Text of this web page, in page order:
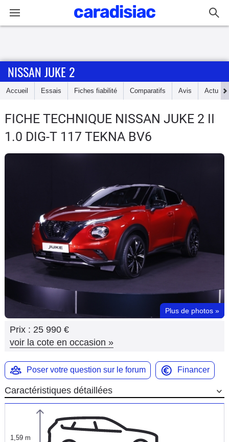
Accueil
Essais
Guide
Utilitaires
Flottes
Auto
Services
Forum
Moto
Marques
NISSAN JUKE 2
Accueil Essais Fiches fiabilité Comparatifs Avis Actu
FICHE TECHNIQUE NISSAN JUKE 2 II
1.0 DIG-T 117 TEKNA BV6
Plus de photos »
Prix : 25 990 €
voir la cote en occasion »
Poser votre question sur le forum Financer
Caractéristiques détaillées
1,59 m